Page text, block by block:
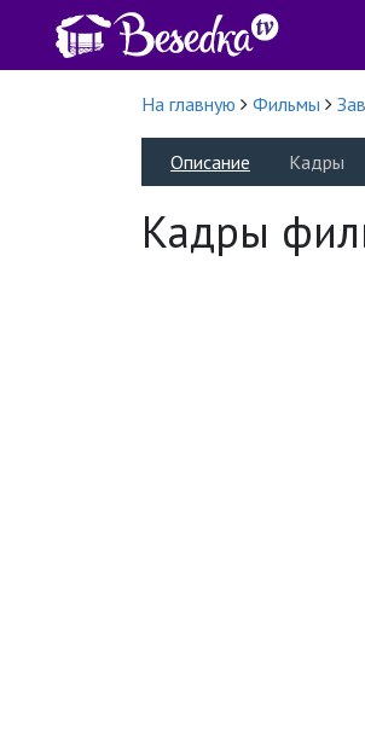
На главную Фильмы
Описание Кадры
Кадры